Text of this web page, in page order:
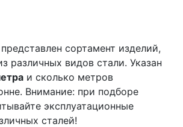
сортамент изделий,
различных видов стали. Указан
и сколько метров
Внимание: при подборе
эксплуатационные
сталей!